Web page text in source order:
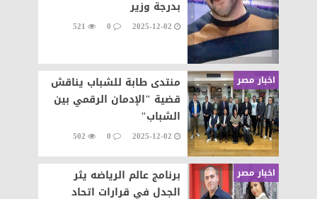
بدرجة وزير
2025-12-02
0
521
اخبار مصر
منتدى طابة للشباب يناقش
قضية "الإدمان الرقمي بين
الشباب"
2025-12-02
0
502
اخبار مصر
برنامج عالم الرياضه يثر
الجدل في قرارات اتحاد